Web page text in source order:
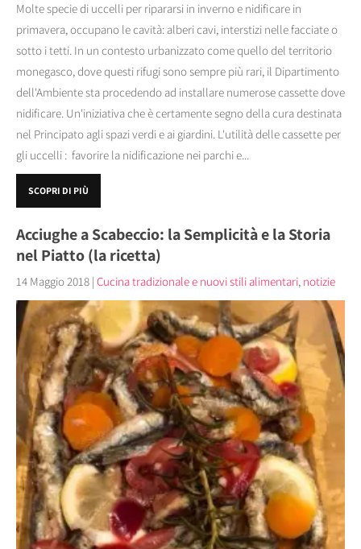
Molte specie di uccelli per ripararsi in inverno e nidificare in
primavera, occupano le cavità: alberi cavi, interstizi nelle facciate o
sotto i tetti. In un contesto urbanizzato come quello del territorio
monegasco, dove questi rifugi sono sempre più rari, il Dipartimento
dell'Ambiente sta procedendo ad installare numerose cassette dove
nidificare. Un'iniziativa che è certamente segno della cura destinata
nel Principato agli spazi verdi e ai giardini. L'utilità delle cassette per
gli uccelli : favorire la nidificazione nei parchi e...
SCOPRI DI PIÙ
Acciughe a Scabeccio: la Semplicità e la Storia
nel Piatto (la ricetta)
14 Maggio 2018 | Cucina tradizionale e nuovi stili alimentari, notizie